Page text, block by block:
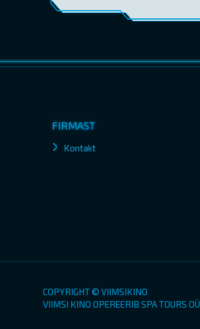
FIRMAST
Kontakt
COPYRIGHT © VIIMSIKINO
VIIMSI KINO OPEREERIB SPA TOURS OÜ